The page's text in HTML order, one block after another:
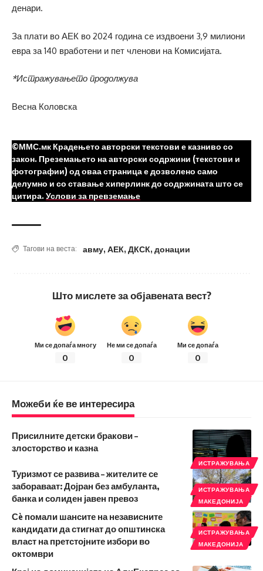
денари.
За плати во АЕК во 2024 година се издвоени 3,9 милиони
евра за 140 вработени и пет членови на Комисијата.
*Истражувањето продолжува
Весна Коловска
©ММС.мк Крадењето авторски текстови е казниво со
закон. Преземањето на авторски содржини (текстови и
фотографии) од оваа страница е дозволено само
делумно и со ставање хиперлинк до содржината што се
цитира. Услови за превземање
Тагови на веста: авму, АЕК, ДКСК, донации
Што мислете за објавената вест?
Ми се допаѓа многу
0
Не ми се допаѓа
0
Ми се допаѓа
0
Можеби ќе ве интересира
ИСТРАЖУВАЊА
Присилните детски бракови –
злосторство и казна
ИСТРАЖУВАЊА
МАКЕДОНИЈА
Туризмот се развива – жителите се
забораваат: Дојран без амбуланта,
банка и солиден јавен превоз
ИСТРАЖУВАЊА
МАКЕДОНИЈА
Сè помали шансите на независните
кандидати да стигнат до општинска
власт на претстојните избори во
октомври